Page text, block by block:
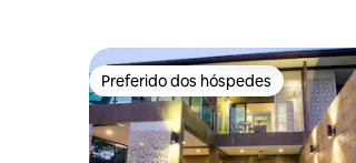
Preferido dos hóspedes
Preferido dos hóspedes